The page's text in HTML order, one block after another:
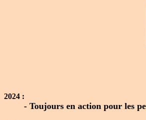
2024 :
- Toujours en action pour les